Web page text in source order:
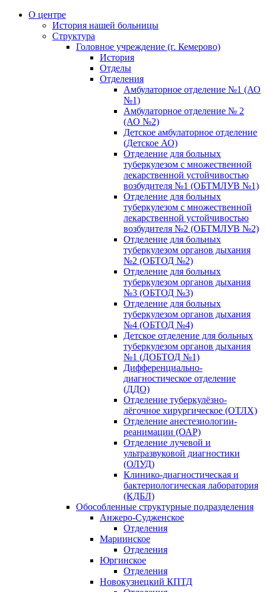
О центре
История нашей больницы
Структура
Головное учреждение (г. Кемерово)
История
Отделы
Отделения
Амбулаторное отделение №1 (АО
№1)
Амбулаторное отделение № 2
(АО №2)
Детское амбулаторное отделение
(Детское АО)
Отделение для больных
туберкулезом с множественной
лекарственной устойчивостью
возбудителя №1 (ОБТМЛУВ №1)
Отделение для больных
туберкулезом с множественной
лекарственной устойчивостью
возбудителя №2 (ОБТМЛУВ №2)
Отделение для больных
туберкулезом органов дыхания
№2 (ОБТОД №2)
Отделение для больных
туберкулезом органов дыхания
№3 (ОБТОД №3)
Отделение для больных
туберкулезом органов дыхания
№4 (ОБТОД №4)
Детское отделение для больных
туберкулезом органов дыхания
№1 (ДОБТОД №1)
Дифференциально-
диагностическое отделение
(ДДО)
Отделение туберкулёзно-
лёгочное хирургическое (ОТЛХ)
Отделение анестезиологии-
реанимации (ОАР)
Отделение лучевой и
ультразвуковой диагностики
(ОЛУД)
Клинико-диагностическая и
бактериологическая лаборатория
(КДБЛ)
Обособленные структурные подразделения
Анжеро-Судженское
Отделения
Мариинское
Отделения
Юргинское
Отделения
Новокузнецкий КПТД